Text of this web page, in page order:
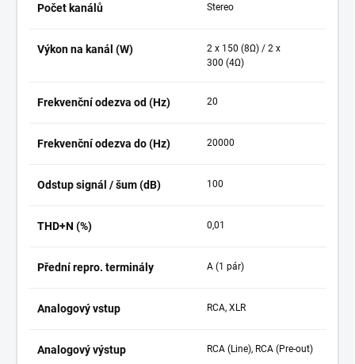
Počet kanálů Stereo
Výkon na kanál (W) 2 x 150 (8Ω) / 2 x
300 (4Ω)
Frekvenční odezva od (Hz) 20
Frekvenční odezva do (Hz) 20000
Odstup signál / šum (dB) 100
THD+N (%) 0,01
Přední repro. terminály A (1 pár)
Analogový vstup RCA, XLR
Analogový výstup RCA (Line), RCA (Pre-out)